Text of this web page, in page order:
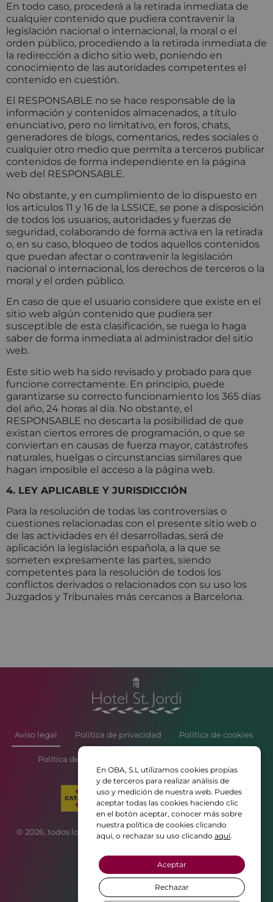
En todo caso, procederá a la retirada inmediata de
cualquier contenido que pudiera contravenir la
legislación nacional o internacional, la moral o el
orden público, procediendo a la retirada inmediata de
la redirección a dicho sitio web, poniendo en
conocimiento de las autoridades competentes el
contenido en cuestión.
El RESPONSABLE no se hace responsable de la
información y contenidos almacenados, a título
enunciativo, pero no limitativo, en foros, chats,
generadores de blogs, comentarios, redes sociales o
cualquier otro medio que permita a terceros publicar
contenidos de forma independiente en la página
web del RESPONSABLE.
No obstante, y en cumplimiento de lo dispuesto en
los artículos 11 y 16 de la LSSICE, se pone a disposición
de todos los usuarios, autoridades y fuerzas de
seguridad, colaborando de forma activa en la retirada
o, en su caso, bloqueo de todos aquellos contenidos
que puedan afectar o contravenir la legislación
nacional o internacional, los derechos de terceros o la
moral y el orden público.
En caso de que el usuario considere que existe en el
sitio web algún contenido que pudiera ser
susceptible de esta clasificación, se ruega lo haga
saber de forma inmediata al administrador del sitio
web.
Este sitio web ha sido revisado y probado para que
funcione correctamente. En principio, puede
garantizarse su correcto funcionamiento los 365 días
del año, 24 horas al día. No obstante, el
RESPONSABLE no descarta la posibilidad de que
existan ciertos errores de programación, o que se
conviertan en causas de fuerza mayor, catástrofes
naturales, huelgas o circunstancias similares que
hagan imposible el acceso a la página web.
4. LEY APLICABLE Y JURISDICCIÓN
Para la resolución de todas las controversias o
cuestiones relacionadas con el presente sitio web o
de las actividades en él desarrolladas, será de
aplicación la legislación española, a la que se
someten expresamente las partes, siendo
competentes para la resolución de todos los
conflictos derivados o relacionados con su uso los
Juzgados y Tribunales más cercanos a Barcelona.
Aviso legal Política de privacidad Política de cookies
Política de contratación y reservas de Atrium Hotels
© 2026, todos los derechos reservados • Web creada con ♥ por
CBM Publicitat
En OBA, S.L utilizamos cookies propias
y de terceros para realizar análisis de
uso y medición de nuestra web. Puedes
aceptar todas las cookies haciendo clic
en el botón aceptar, conocer más sobre
nuestra política de cookies clicando
aquí, o rechazar su uso clicando aquí.
Aceptar
Rechazar